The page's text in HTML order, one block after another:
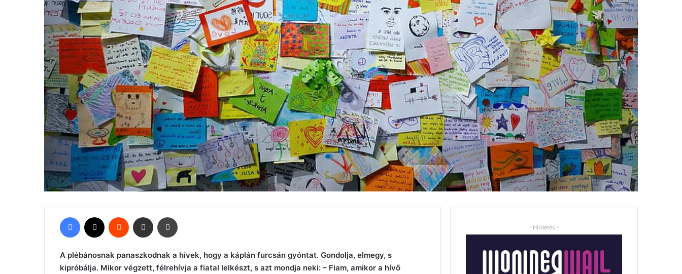
Facebook Reddit Megosztás email-ben
A plébánosnak panaszkodnak a hívek, hogy a káplán furcsán gyóntat. Gondolja, elmegy, s
kipróbálja. Mikor végzett, félrehívja a fiatal lelkészt, s azt mondja neki: – Fiam, amikor a hívő
- Hirdetés -